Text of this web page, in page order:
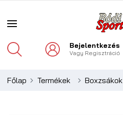
Bejelentkezés
Vagy Regisztráció
Főlap Termékek Boxzsákok